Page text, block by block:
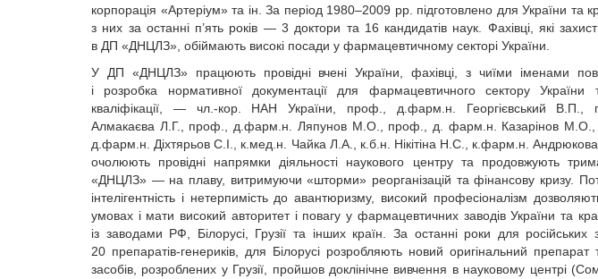
корпорація «Артеріум» та ін. За період 1980–2009 рр. підготовлено для України та
з них за останні п’ять років — 3 доктори та 16 кандидатів наук. Фахівці, які
в ДП «ДНЦЛЗ», обіймають високі посади у фармацевтичному секторі України.
У ДП «ДНЦЛЗ» працюють провідні вчені Украї­ни, фахівці, з чиїми іменами
і розробка нормативної документації для фармацевтичного сектору
кваліфікації, — чл.-кор. НАН України, проф., д.фарм.н. Георгієвський
Алмакаєва Л.Г., проф., д.фарм.н. Ляпунов М.О., проф., д. фарм.н. Казарінов М.О.,
д.фарм.н. Діхтярьов С.І., к.мед.н. Чайка Л.А., к.б.н. Нікітіна Н.С., к.фарм.н.
очолюють провідні напрямки діяльності наукового центру та продовжують
«ДНЦЛЗ» — на плаву, витримуючи «шторми» реорганізацій та фінансову кризу.
інтелігентність і нетерпимість до авантюризму, високий професіоналізм
умовах і мати високий авторитет і повагу у фармацевтичних заводів України та
із заводами РФ, Білорусі, Грузії та інших країн. За останні роки для
20 препаратів-генериків, для Білорусі розробляють новий оригінальний препарат
засобів, розроблених у Грузії, пройшов доклінічне вивчення в науковому центрі